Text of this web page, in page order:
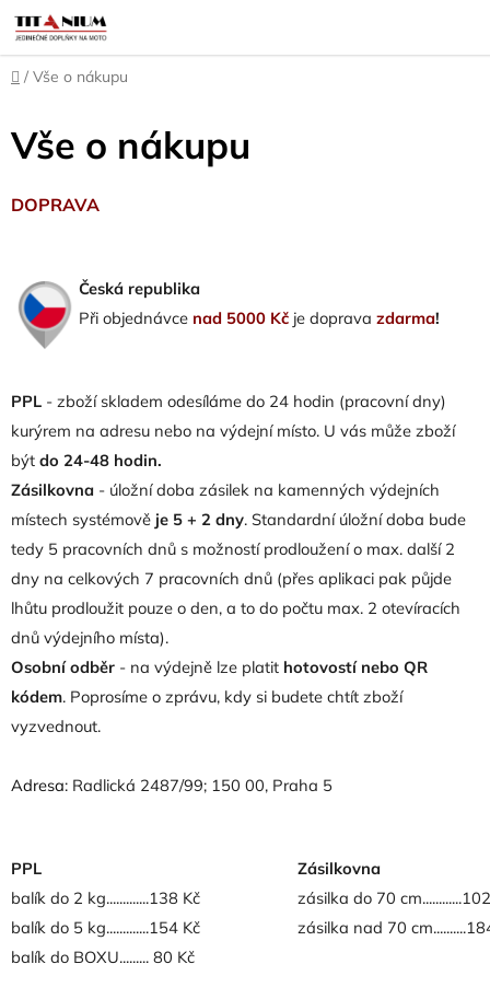
Přejít
na
obsah
Domů
/ Vše o nákupu
Vše o nákupu
DOPRAVA
Česká republika
Při objednávce nad 5000 Kč je doprava zdarma!
PPL - zboží skladem odesíláme do 24 hodin (pracovní dny)
kurýrem na adresu nebo na výdejní místo. U vás může zboží
být do 24-48 hodin.
Zásilkovna - úložní doba zásilek na kamenných výdejních
místech systémově je 5 + 2 dny. Standardní úložní doba bude
tedy 5 pracovních dnů s možností prodloužení o max. další 2
dny na celkových 7 pracovních dnů (přes aplikaci pak půjde
lhůtu prodloužit pouze o den, a to do počtu max. 2 otevíracích
dnů výdejního místa).
Osobní odběr - na výdejně lze platit hotovostí nebo QR
kódem. Poprosíme o zprávu, kdy si budete chtít zboží
vyzvednout.
Adresa: Radlická 2487/99; 150 00, Praha 5
PPL
Zásilkovna
balík do 2 kg.............138 Kč
zásilka do 70
balík do 5 kg.............154 Kč
zásilka nad 70
balík do BOXU......... 80 Kč